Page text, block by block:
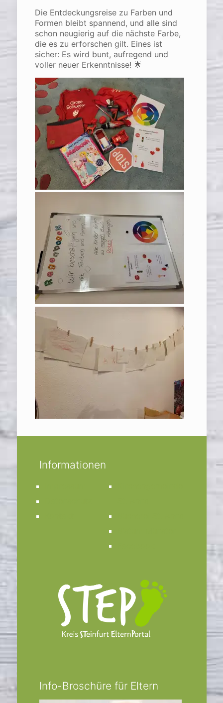
Die Entdeckungsreise zu Farben und
Formen bleibt spannend, und alle sind
schon neugierig auf die nächste Farbe,
die es zu erforschen gilt. Eines ist
sicher: Es wird bunt, aufregend und
voller neuer Erkenntnisse! 🌟
Informationen
Info-Broschüre für Eltern